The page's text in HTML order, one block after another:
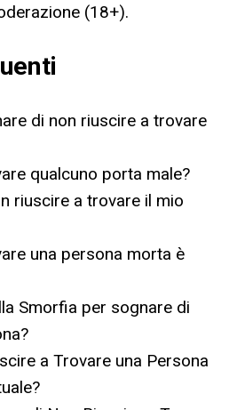
(18+).
di non riuscire a trovare
qualcuno porta male?
riuscire a trovare il mio
una persona morta è
Smorfia per sognare di
a Trovare una Persona